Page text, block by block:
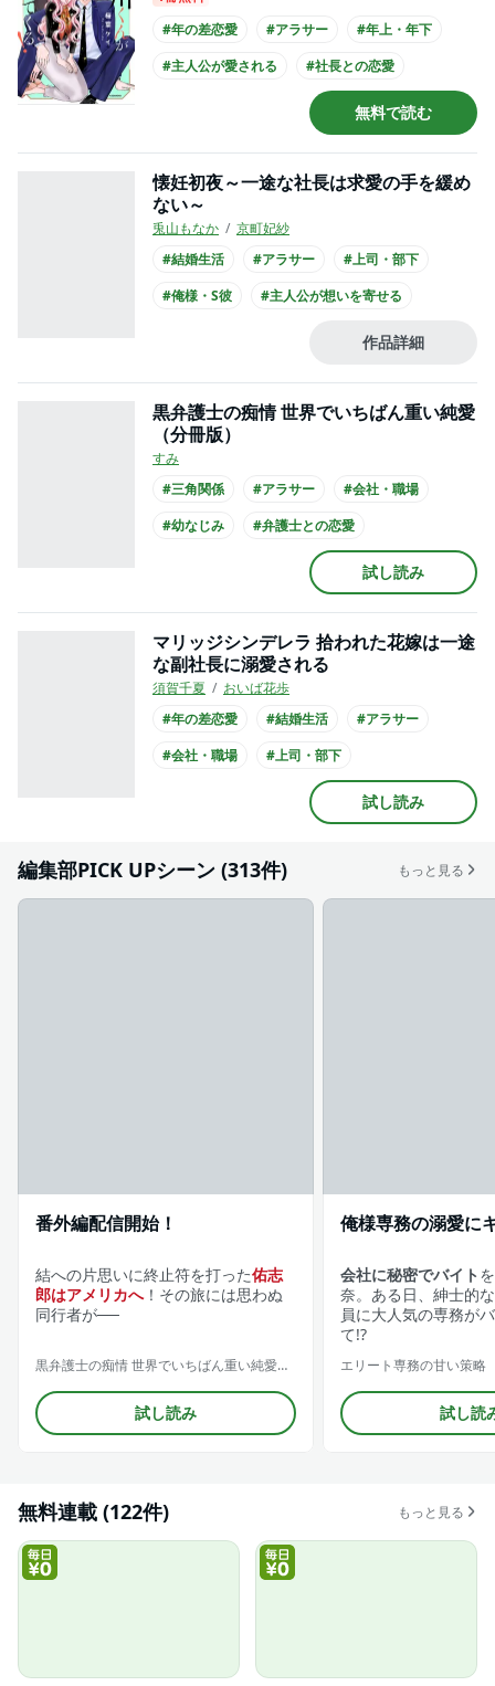
#年の差恋愛
#アラサー
#年上・年下
#主人公が愛される
#社長との恋愛
#主人公が20代女性
#黒髪男子
無料で読む
懐妊初夜～一途な社長は求愛の手を緩め
ない～
兎山もなか
京町妃紗
#結婚生活
#アラサー
#上司・部下
#俺様・S彼
#主人公が想いを寄せる
#王子様系男子
#スーツ
作品詳細
黒弁護士の痴情 世界でいちばん重い純愛
（分冊版）
すみ
#三角関係
#アラサー
#会社・職場
#幼なじみ
#弁護士との恋愛
#クール男子
#主人公が会社員
#スーツ
試し読み
マリッジシンデレラ 拾われた花嫁は一途
な副社長に溺愛される
須賀千夏
おいば花歩
#年の差恋愛
#結婚生活
#アラサー
#会社・職場
#上司・部下
#社長との恋愛
#主人公が会社員
#スーツ
試し読み
編集部PICK UPシーン (313件) もっと見る
番外編配信開始！
結への片思いに終止符を打った佑志
郎はアメリカへ！その旅には思わぬ
同行者が──
黒弁護士の痴情 世界でいちばん重い純愛（分冊版）
試し読み
俺様専務の溺愛に
会社に秘密でバイト
奈。ある日、紳士的
員に大人気の専務が
て!?
エリート専務の甘い策略
試し読
無料連載 (122件) もっと見る